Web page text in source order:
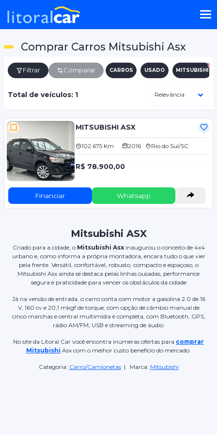
Comprar Carros Mitsubishi Asx
Filtrar Comparar CARROS USADO MITSUBISHI
Total de veículos: 1
MITSUBISHI ASX
102.675 Km 2016 Rio do Sul/SC
R$ 78.900,00
Financiar Whatsapp
Mitsubishi ASX
Criado para a cidade, o Mitsubishi Asxinaugurou o conceito de 4x4
urbano e, como informa a própria montadora, encara tudo o que vier
pela frente. Versátil, confortável, robusto, compacto e espaçoso, o
Mitsubishi Asx ainda se destaca pelas linhas ousadas, performance
segura e praticidade para vencer os obstáculos da cidade
Já na versão de entrada, o carro conta com motor a gasolina 2.0 de 16
V, 160 cv e 20,1 mkgf de torque, com opção de câmbio manual de
cinco marchas e central multimídia é completa, com Bluetooth, GPS,
rádio AM/FM, USB e streaming de áudio.
No site da Litoral Car você encontra inúmeras ofertas para comprar
Mitsubishi Asx com o melhor custo benefício do mercado.
Categoria: Carro/Camionetas| Marca: Mitsubishi